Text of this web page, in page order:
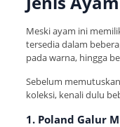
Meski ayam ini
tersedia dalam
pada warna, hingga
Sebelum
koleksi, kenali dulu
1. Poland Galur